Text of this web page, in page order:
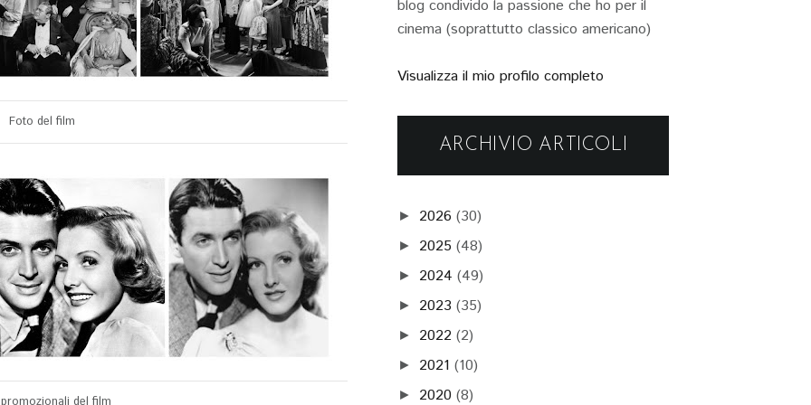
Foto del film
blog condivido la passione che ho per il
cinema (soprattutto classico americano)
Visualizza il mio profilo completo
ARCHIVIO ARTICOLI
► 2026 (30)
► 2025 (48)
► 2024 (49)
► 2023 (35)
► 2022 (2)
► 2021 (10)
► 2020 (8)